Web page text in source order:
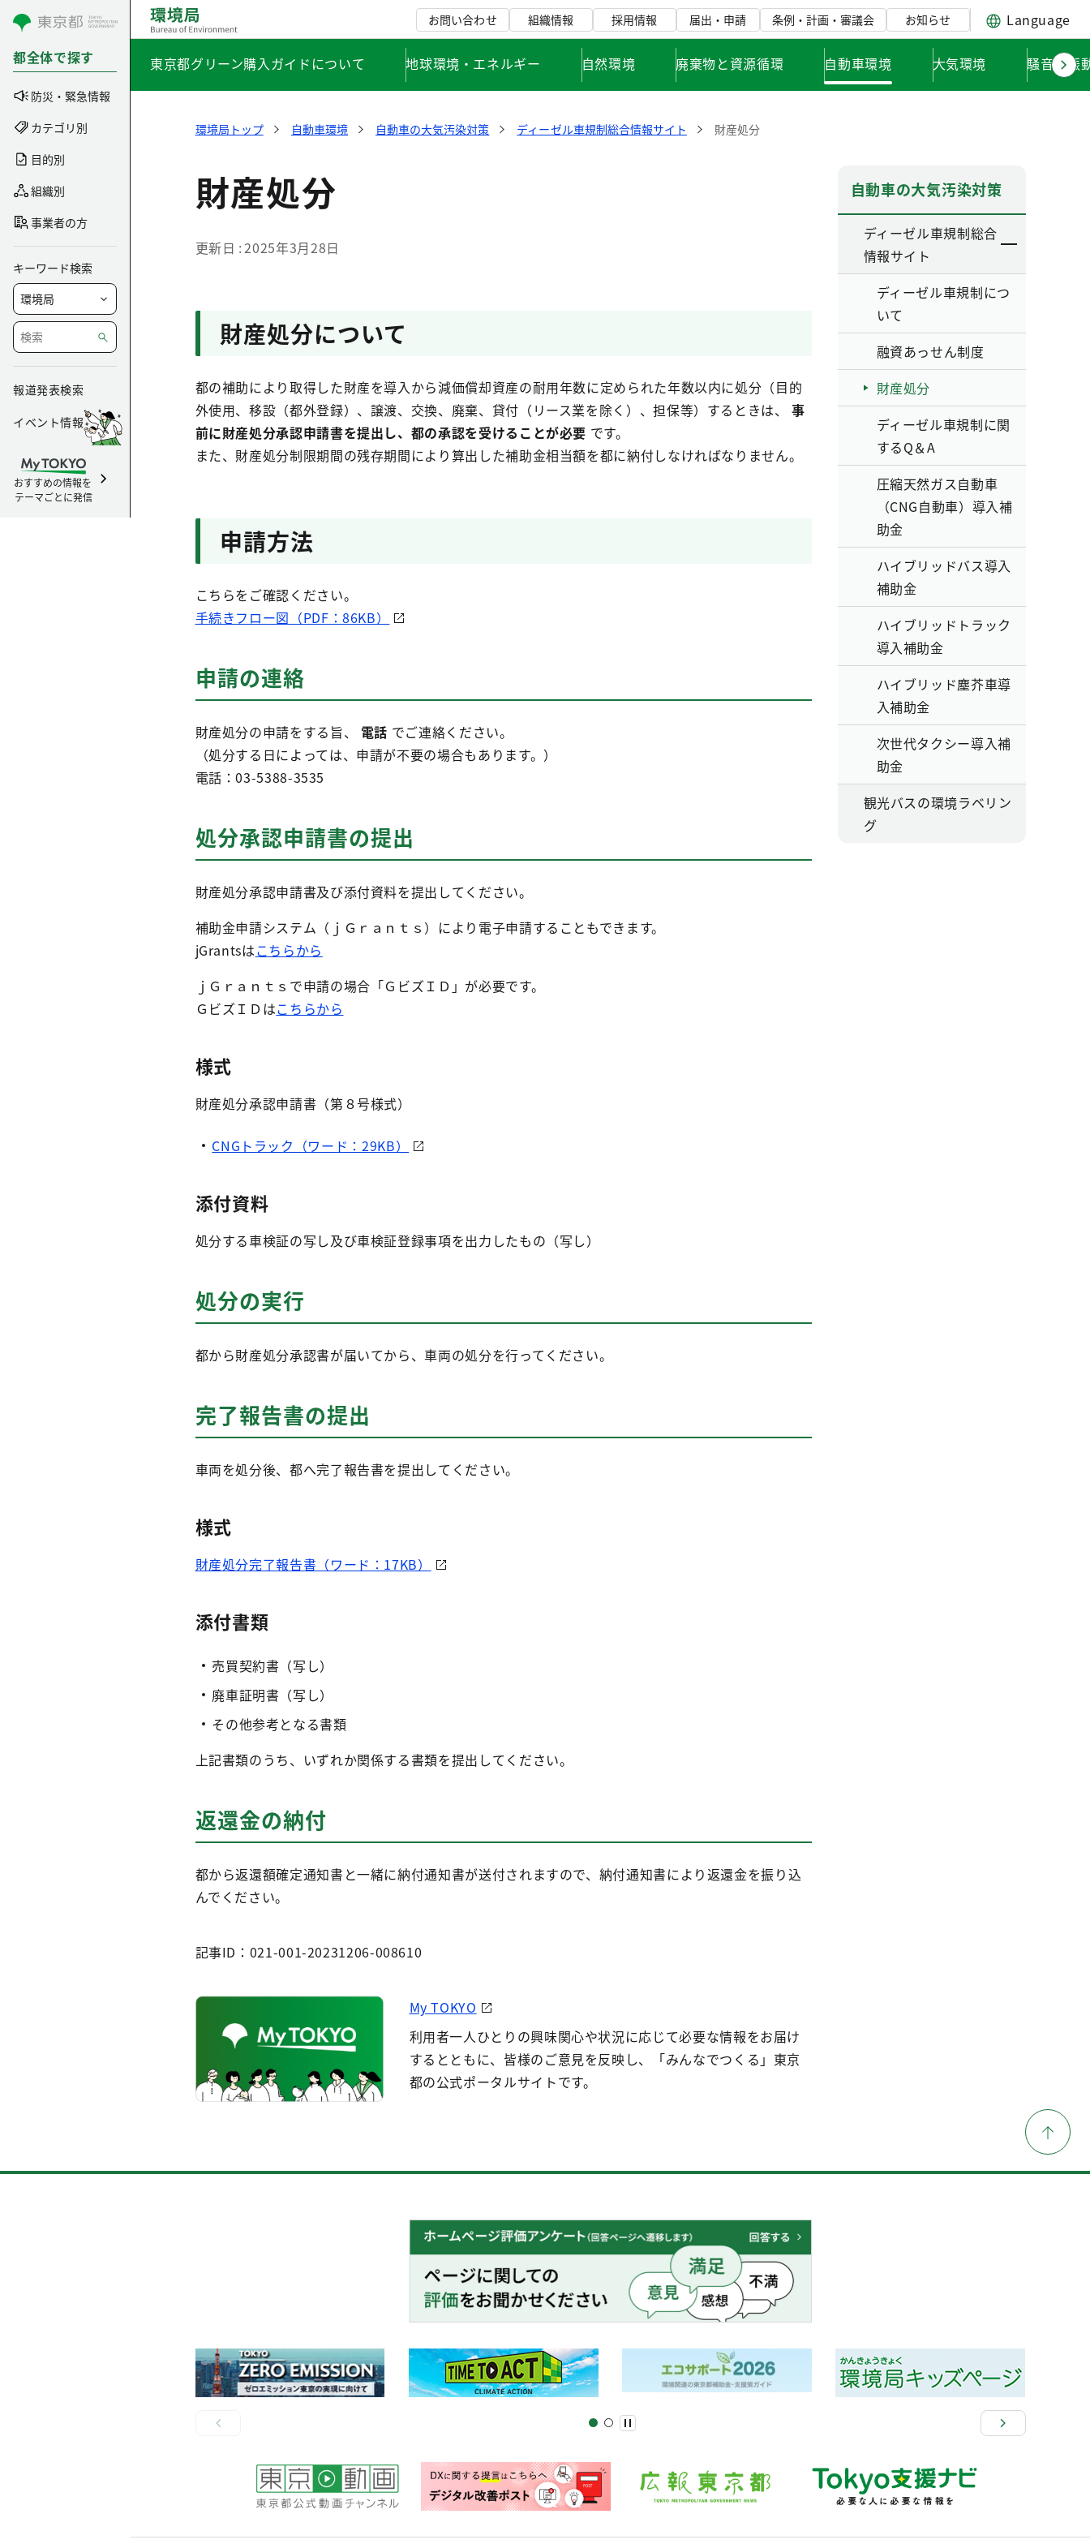
コンテンツにスキップ
都全体で探す
防災・緊急情報
カテゴリ別
目的別
組織別
事業者の方
キーワード検索
報道発表検索
イベント情報
おすすめの情報を
テーマごとに発信
お問い合わせ 組織情報 採用情報 届出・申請 条例・計画・審議会 お知らせ Language
東京都グリーン購入ガイドについて 地球環境・エネルギー 自然環境 廃棄物と資源循環 自動車環境 大気環境 騒音・振
環境局トップ 自動車環境 自動車の大気汚染対策 ディーゼル車規制総合情報サイト 財産処分
財産処分
更新日 2025年3月28日
財産処分について
都の補助により取得した財産を導入から減価償却資産の耐用年数に定められた年数以内に処分（目的
外使用、移設（都外登録）、譲渡、交換、廃棄、貸付（リース業を除く）、担保等）するときは、
事
前に財産処分承認申請書を提出し、都の承認を受けることが必要 です。
また、財産処分制限期間の残存期間により算出した補助金相当額を都に納付しなければなりません。
申請方法
こちらをご確認ください。
手続きフロー図（PDF：86KB）
申請の連絡
財産処分の申請をする旨、 電話 でご連絡ください。
（処分する日によっては、申請が不要の場合もあります。）
電話：03-5388-3535
処分承認申請書の提出
財産処分承認申請書及び添付資料を提出してください。
補助金申請システム（ｊＧｒａｎｔｓ）により電子申請することもできます。
jGrantsはこちらから
ｊＧｒａｎｔｓで申請の場合「ＧビズＩＤ」が必要です。
ＧビズＩＤはこちらから
様式
財産処分承認申請書（第８号様式）
CNGトラック（ワード：29KB）
添付資料
処分する車検証の写し及び車検証登録事項を出力したもの（写し）
処分の実行
都から財産処分承認書が届いてから、車両の処分を行ってください。
完了報告書の提出
車両を処分後、都へ完了報告書を提出してください。
様式
財産処分完了報告書（ワード：17KB）
添付書類
売買契約書（写し）
廃車証明書（写し）
その他参考となる書類
上記書類のうち、いずれか関係する書類を提出してください。
返還金の納付
都から返還額確定通知書と一緒に納付通知書が送付されますので、納付通知書により返還金を振り込
んでください。
記事ID：021-001-20231206-008610
My TOKYO
利用者一人ひとりの興味関心や状況に応じて必要な情報をお届け
するとともに、皆様のご意見を反映し、「みんなでつくる」東京
都の公式ポータルサイトです。
自動車の大気汚染対策
ディーゼル車規制総合
情報サイト
ディーゼル車規制につ
いて
融資あっせん制度
財産処分
ディーゼル車規制に関
するQ＆A
圧縮天然ガス自動車
（CNG自動車）導入補
助金
ハイブリッドバス導入
補助金
ハイブリッドトラック
導入補助金
ハイブリッド塵芥車導
入補助金
次世代タクシー導入補
助金
観光バスの環境ラベリン
グ